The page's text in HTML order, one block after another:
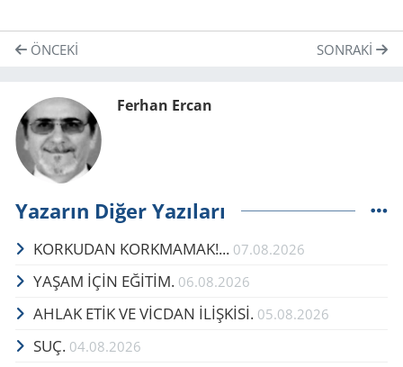
ÖNCEKI SONRAKI
Ferhan Ercan
Yazarın Diğer Yazıları
KORKUDAN KORKMAMAK!... 07.08.2026
YAŞAM İÇİN EĞİTİM. 06.08.2026
AHLAK ETİK VE VİCDAN İLİŞKİSİ. 05.08.2026
SUÇ. 04.08.2026